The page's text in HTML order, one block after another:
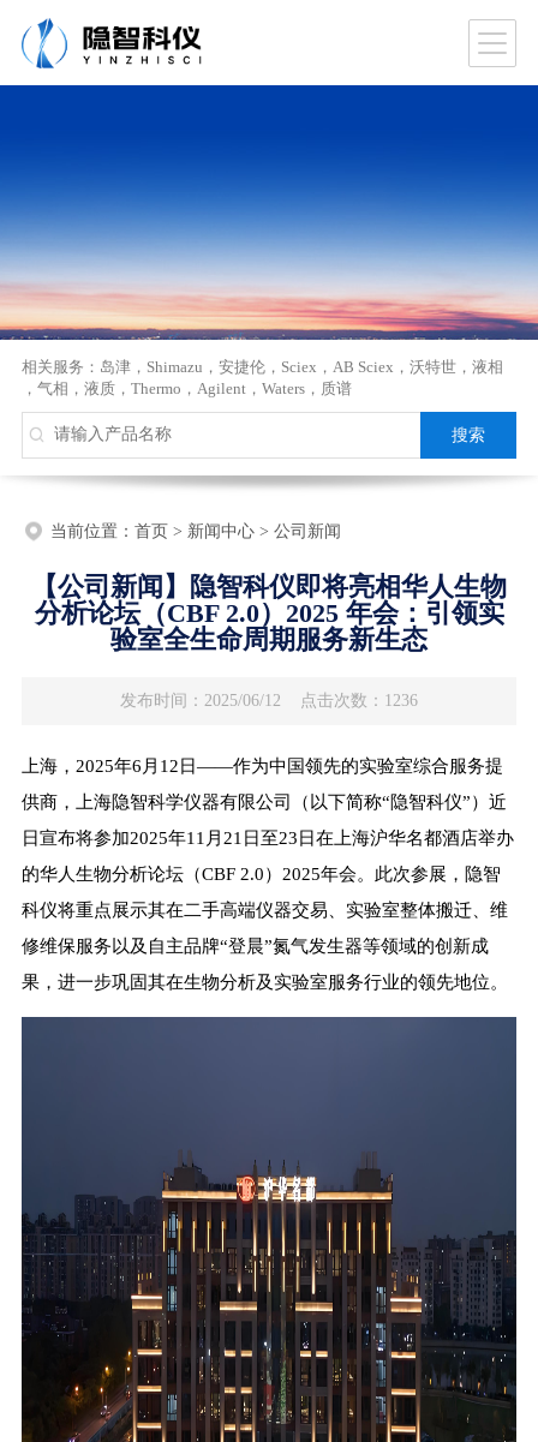
相关服务： 岛津， Shimazu ， 安捷伦， Sciex ， AB Sciex ， 沃特世， 液相
， 气相 ， 液质， Thermo ， Agilent ， Waters， 质谱
当前位置： 首页> 新闻中心> 公司新闻
【公司新闻】隐智科仪即将亮相华人生物
分析论坛（CBF 2.0）2025 年会：引领实
验室全生命周期服务新生态
发布时间：2025/06/12 点击次数：1236
上海，2025年6月12日——作为中国领先的实验室综合服务提
供商，上海隐智科学仪器有限公司（以下简称“隐智科仪”）近
日宣布将参加2025年11月21日至23日在上海沪华名都酒店举办
的华人生物分析论坛（CBF 2.0）2025年会。此次参展，隐智
科仪将重点展示其在二手高端仪器交易、实验室整体搬迁、维
修维保服务以及自主品牌“登晨”氮气发生器等领域的创新成
果，进一步巩固其在生物分析及实验室服务行业的领先地位。